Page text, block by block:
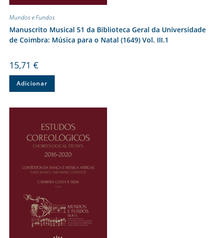
Mundos e Fundos
Manuscrito Musical 51 da Biblioteca Geral da Universidade
de Coimbra: Música para o Natal (1649) Vol. III.1
15,71 €
Adicionar